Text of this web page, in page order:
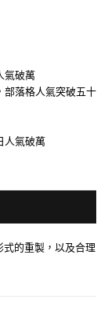
氣破萬
部落格人氣突破五十
人氣破萬
式的重製，以及合理